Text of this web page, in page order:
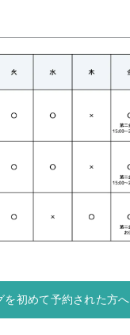
を初めて予約された方へ